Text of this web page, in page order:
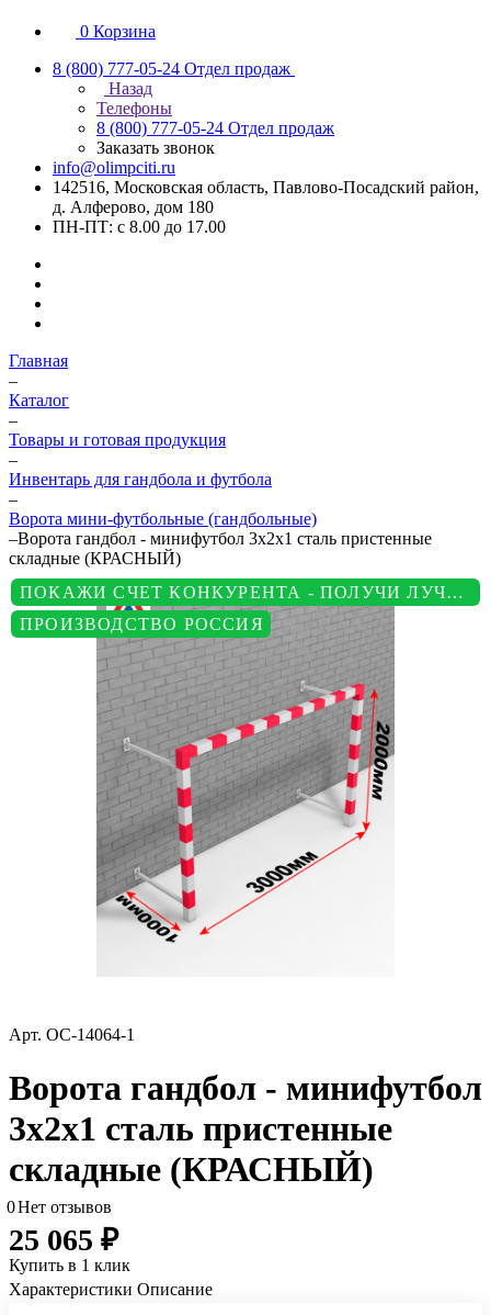
0 Корзина
8 (800) 777-05-24 Отдел продаж
Назад
Телефоны
8 (800) 777-05-24 Отдел продаж
Заказать звонок
info@olimpciti.ru
142516, Московская область, Павлово-Посадский район,
д. Алферово, дом 180
ПН-ПТ: с 8.00 до 17.00
Главная
–
Каталог
–
Товары и готовая продукция
–
Инвентарь для гандбола и футбола
–
Ворота мини-футбольные (гандбольные)
–Ворота гандбол - минифутбол 3х2х1 сталь пристенные
складные (КРАСНЫЙ)
ПОКАЖИ СЧЕТ КОНКУРЕНТА - ПОЛУЧИ ЛУЧШУЮ ЦЕНУ
ПРОИЗВОДСТВО РОССИЯ
Арт. ОС-14064-1
Ворота гандбол - минифутбол
3х2х1 сталь пристенные
складные (КРАСНЫЙ)
0Нет отзывов
25 065 ₽
Купить в 1 клик
Характеристики Описание